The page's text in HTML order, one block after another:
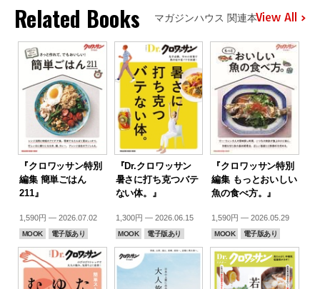
Related Books マガジンハウス 関連本View All
『クロワッサン特別
編集 簡単ごはん
211』
1,590円 — 2026.07.02
MOOK 電子版あり
『Dr.クロワッサン
暑さに打ち克つバテ
ない体。』
1,300円 — 2026.06.15
MOOK 電子版あり
『クロワッサン特別
編集 もっとおいしい
魚の食べ方。』
1,590円 — 2026.05.29
MOOK 電子版あり